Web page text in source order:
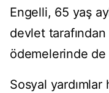
Engelli, 65 yaş
devlet
ödemelerinde de
Sosyal yardımlar